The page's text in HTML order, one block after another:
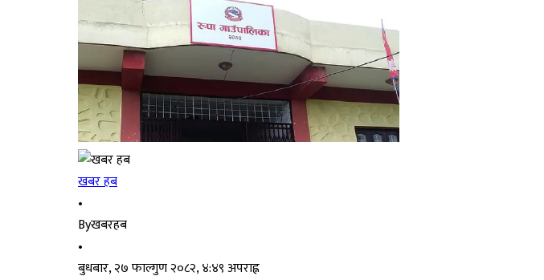
खबर हब
•
Byखबरहब
•
बुधबार, २७ फाल्गुण २०८२, ४:४९ अपराह्न